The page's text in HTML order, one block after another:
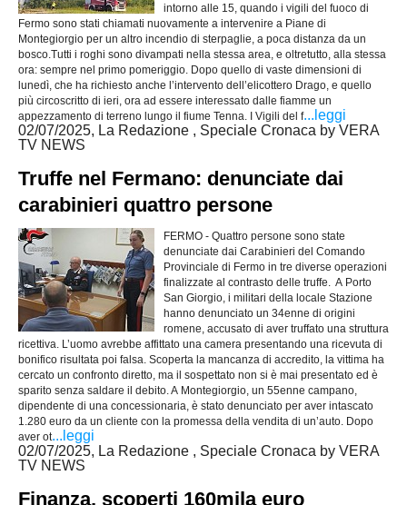
intorno alle 15, quando i vigili del fuoco di
Fermo sono stati chiamati nuovamente a intervenire a Piane di
Montegiorgio per un altro incendio di sterpaglie, a poca distanza da un
bosco.Tutti i roghi sono divampati nella stessa area, e oltretutto, alla stessa
ora: sempre nel primo pomeriggio. Dopo quello di vaste dimensioni di
lunedì, che ha richiesto anche l’intervento dell’elicottero Drago, e quello
più circoscritto di ieri, ora ad essere interessato dalle fiamme un
appezzamento di terreno lungo il fiume Tenna. I Vigili del f...leggi
02/07/2025, La Redazione , Speciale Cronaca by VERA
TV NEWS
Truffe nel Fermano: denunciate dai
carabinieri quattro persone
FERMO - Quattro persone sono state
denunciate dai Carabinieri del Comando
Provinciale di Fermo in tre diverse operazioni
finalizzate al contrasto delle truffe. A Porto
San Giorgio, i militari della locale Stazione
hanno denunciato un 34enne di origini
romene, accusato di aver truffato una struttura
ricettiva. L’uomo avrebbe affittato una camera presentando una ricevuta di
bonifico risultata poi falsa. Scoperta la mancanza di accredito, la vittima ha
cercato un confronto diretto, ma il sospettato non si è mai presentato ed è
sparito senza saldare il debito. A Montegiorgio, un 55enne campano,
dipendente di una concessionaria, è stato denunciato per aver intascato
1.280 euro da un cliente con la promessa della vendita di un’auto. Dopo
aver ot...leggi
02/07/2025, La Redazione , Speciale Cronaca by VERA
TV NEWS
Finanza, scoperti 160mila euro